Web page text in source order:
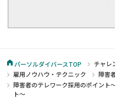
パーソルダイバースTOP
チャレ
雇用ノウハウ・テクニック
障害
障害者のテレワーク採用のポイント
ト～